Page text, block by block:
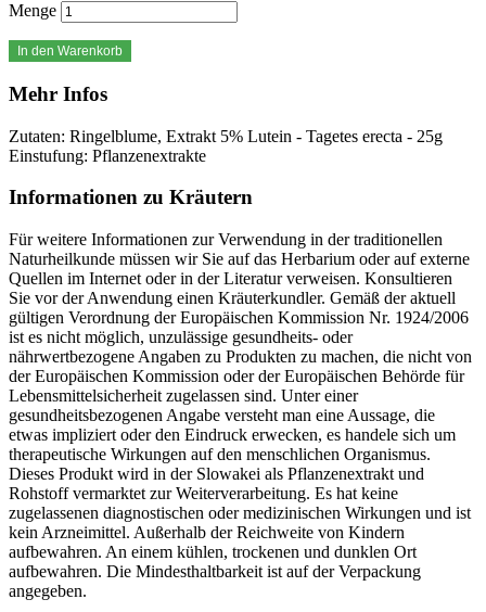
Menge
In den Warenkorb
Mehr Infos
Zutaten: Ringelblume, Extrakt 5% Lutein - Tagetes erecta - 25g
Einstufung: Pflanzenextrakte
Informationen zu Kräutern
Für weitere Informationen zur Verwendung in der traditionellen
Naturheilkunde müssen wir Sie auf das Herbarium oder auf externe
Quellen im Internet oder in der Literatur verweisen. Konsultieren
Sie vor der Anwendung einen Kräuterkundler. Gemäß der aktuell
gültigen Verordnung der Europäischen Kommission Nr. 1924/2006
ist es nicht möglich, unzulässige gesundheits- oder
nährwertbezogene Angaben zu Produkten zu machen, die nicht von
der Europäischen Kommission oder der Europäischen Behörde für
Lebensmittelsicherheit zugelassen sind. Unter einer
gesundheitsbezogenen Angabe versteht man eine Aussage, die
etwas impliziert oder den Eindruck erwecken, es handele sich um
therapeutische Wirkungen auf den menschlichen Organismus.
Dieses Produkt wird in der Slowakei als Pflanzenextrakt und
Rohstoff vermarktet zur Weiterverarbeitung. Es hat keine
zugelassenen diagnostischen oder medizinischen Wirkungen und ist
kein Arzneimittel. Außerhalb der Reichweite von Kindern
aufbewahren. An einem kühlen, trockenen und dunklen Ort
aufbewahren. Die Mindesthaltbarkeit ist auf der Verpackung
angegeben.